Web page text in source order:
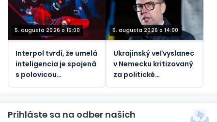
5. augusta 2026 o 15:00
Interpol tvrdí, že umelá
inteligencia je spojená
s polovicou
5. augusta 2026 o 14:00
Ukrajinský veľvyslanec
v Nemecku kritizovaný
za politické
Prihláste sa na odber našich